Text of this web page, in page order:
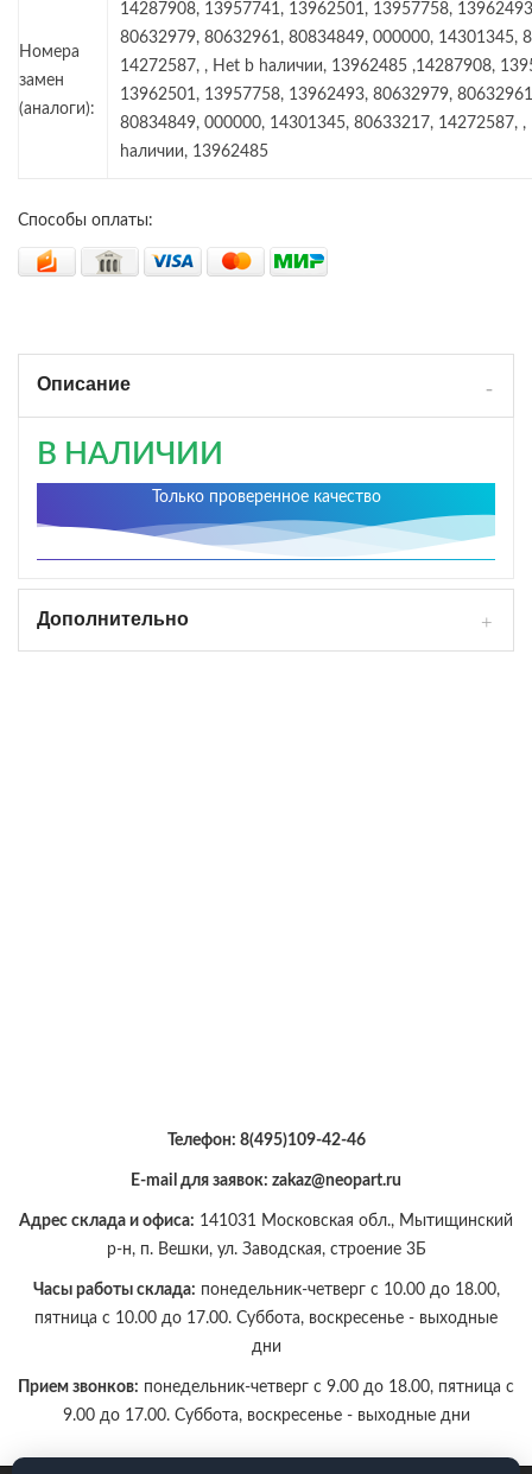
Номера
замен
(аналоги):
14287908, 13957741, 13962501, 13957758,
80632979, 80632961, 80834849, 000000, 14301345,
14272587, , Het b haличии, 13962485 ,14287908,
13962501, 13957758, 13962493, 80632979,
80834849, 000000, 14301345, 80633217, 14272587, ,
haличии, 13962485
Способы оплаты:
Описание
В НАЛИЧИИ
Только проверенное качество
Дополнительно
Телефон: 8(495)109-42-46
E-mail для заявок: zakaz@neopart.ru
Адрес склада и офиса: 141031 Московская обл., Мытищинский
р-н, п. Вешки, ул. Заводская, строение 3Б
Часы работы склада: понедельник-четверг с 10.00 до 18.00,
пятница с 10.00 до 17.00. Суббота, воскресенье - выходные
дни
Прием звонков: понедельник-четверг с 9.00 до 18.00, пятница с
9.00 до 17.00. Суббота, воскресенье - выходные дни